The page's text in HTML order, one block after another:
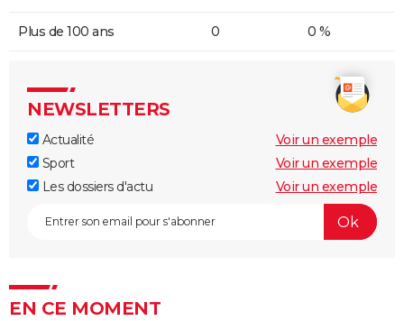
Plus de 100 ans 0 0 %
NEWSLETTERS
Actualité
Voir un exemple
Sport
Voir un exemple
Les dossiers d'actu
Voir un exemple
EN CE MOMENT